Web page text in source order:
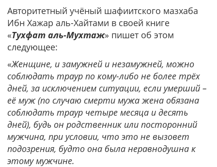
Авторитетный учёный шафиитского мазхаба
Ибн Хажар аль-Хайтами в своей книге
«Тухфат аль-Мухтаж» пишет об этом
следующее:
«Женщине, и замужней и незамужней, можно
соблюдать траур по кому-либо не более трёх
дней, за исключением ситуации, если умерший –
её муж (по случаю смерти мужа жена обязана
соблюдать траур четыре месяца и десять
дней), будь он родственник или посторонний
мужчина, при условии, что это не вызовет
подозрения, будто она была неравнодушна к
этому мужчине.